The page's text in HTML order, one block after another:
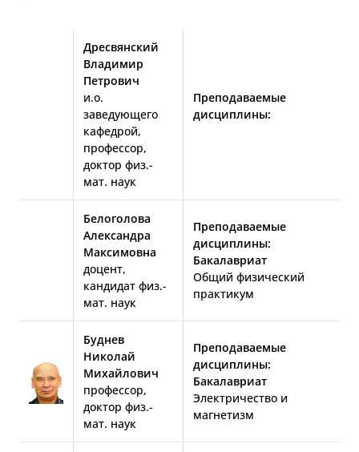
Дресвянский
Владимир
Петрович
и.о.
заведующего
кафедрой,
профессор,
доктор физ.-
мат. наук
Преподаваемые
дисциплины:
Белоголова
Александра
Максимовна
доцент,
кандидат физ.-
мат. наук
Преподаваемые
дисциплины:
Бакалавриат
Общий физический
практикум
Буднев
Николай
Михайлович
профессор,
доктор физ.-
мат. наук
Преподаваемые
дисциплины:
Бакалавриат
Электричество и
магнетизм